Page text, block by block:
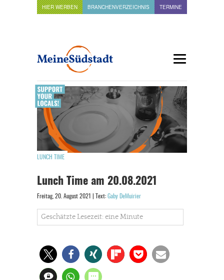
HIER WERBEN BRANCHENVERZEICHNIS TERMINE
LUNCH TIME
Lunch Time am 20.08.2021
Freitag, 20. August 2021 | Text: Gaby DeMuirier
Geschätzte Lesezeit: eine Minute